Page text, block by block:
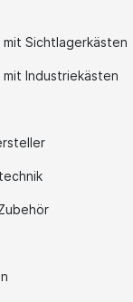
Sichtlagerkästen
Industriekästen